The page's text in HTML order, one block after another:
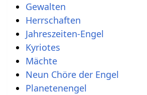
Gewalten
Herrschaften
Jahreszeiten-Engel
Kyriotes
Mächte
Neun Chöre der Engel
Planetenengel